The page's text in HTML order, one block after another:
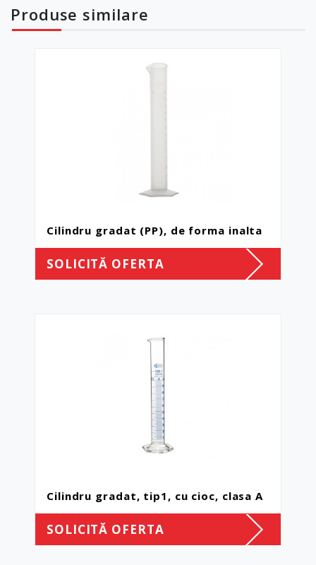
Produse similare
Cilindru gradat (PP), de forma inalta
SOLICITĂ OFERTA
Cilindru gradat, tip1, cu cioc, clasa A
SOLICITĂ OFERTA